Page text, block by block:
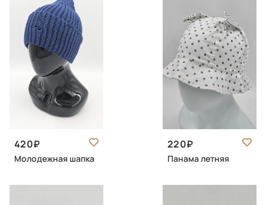
420
Молодежная шапка
220
Панама летняя